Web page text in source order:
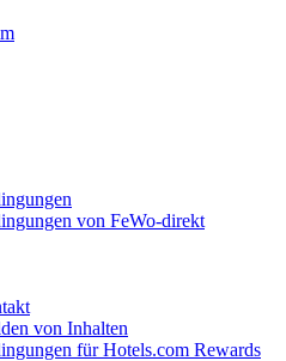
von FeWo-direkt
von Inhalten
für Hotels.com Rewards